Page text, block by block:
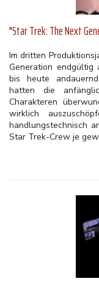
"Star Trek: The Next
Im dritten
Generation
bis heute
hatten die
Charakteren
wirklich
handlungstechnisch
Star Trek-Crew je